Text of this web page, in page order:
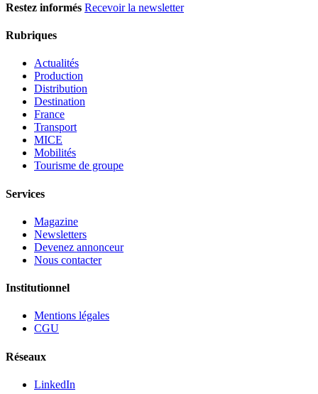
Restez informés Recevoir la newsletter
Rubriques
Actualités
Production
Distribution
Destination
France
Transport
MICE
Mobilités
Tourisme de groupe
Services
Magazine
Newsletters
Devenez annonceur
Nous contacter
Institutionnel
Mentions légales
CGU
Réseaux
LinkedIn